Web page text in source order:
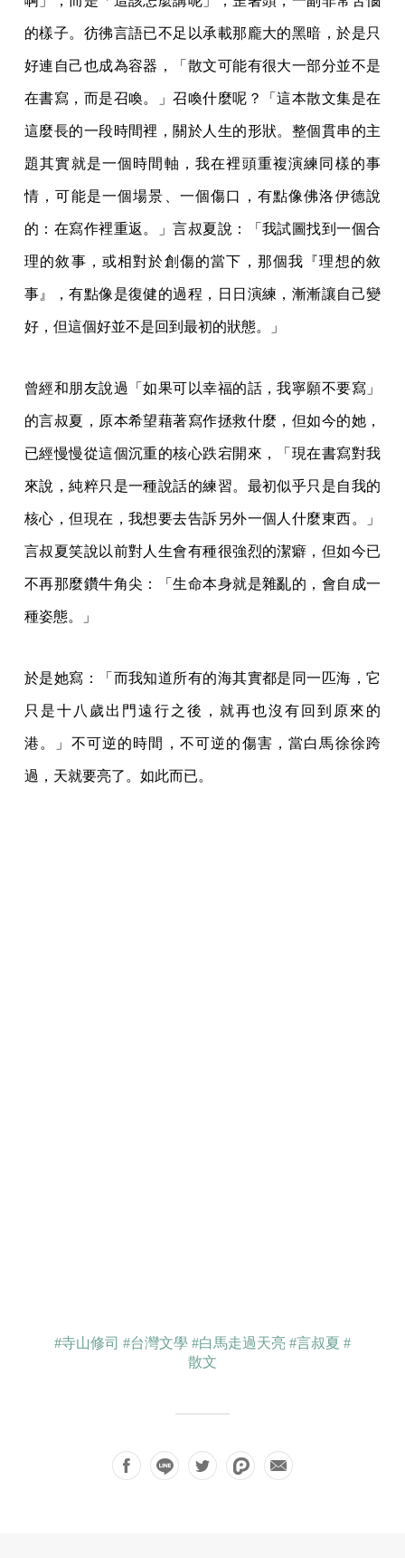
的樣子。彷彿言語已不足以承載那龐大的黑暗，於是只
好連自己也成為容器，「散文可能有很大一部分並不是
在書寫，而是召喚。」召喚什麼呢？「這本散文集是在
這麼長的一段時間裡，關於人生的形狀。整個貫串的主
題其實就是一個時間軸，我在裡頭重複演練同樣的事
情，可能是一個場景、一個傷口，有點像佛洛伊德說
的：在寫作裡重返。」言叔夏說：「我試圖找到一個合
理的敘事，或相對於創傷的當下，那個我『理想的敘
事』，有點像是復健的過程，日日演練，漸漸讓自己變
好，但這個好並不是回到最初的狀態。」
曾經和朋友說過「如果可以幸福的話，我寧願不要寫」
的言叔夏，原本希望藉著寫作拯救什麼，但如今的她，
已經慢慢從這個沉重的核心跌宕開來，「現在書寫對我
來說，純粹只是一種說話的練習。最初似乎只是自我的
核心，但現在，我想要去告訴另外一個人什麼東西。」
言叔夏笑說以前對人生會有種很強烈的潔癖，但如今已
不再那麼鑽牛角尖：「生命本身就是雜亂的，會自成一
種姿態。」
於是她寫：「而我知道所有的海其實都是同一匹海，它
只是十八歲出門遠行之後，就再也沒有回到原來的
港。」不可逆的時間，不可逆的傷害，當白馬徐徐跨
過，天就要亮了。如此而已。
#寺山修司 #台灣文學 #白馬走過天亮 #言叔夏 #
散文